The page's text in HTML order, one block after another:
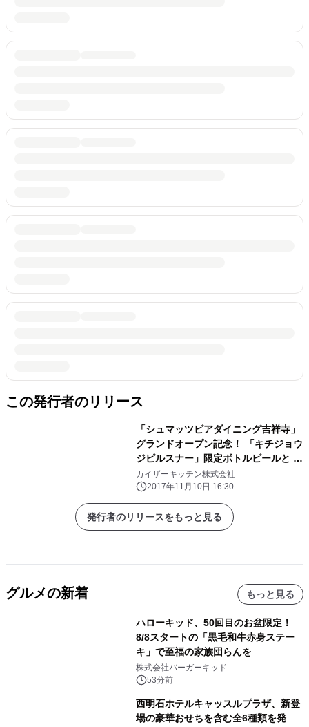
この発行者のリリース
「シュマッツビアダイニング吉祥寺」
グランドオープン記念！ 「キチジョウ
ジピルスナー」限定ボトルビールと ミ
ニビアグラスをプレゼント！
カイザーキッチン株式会社
2017年11月10日 16:30
発行者のリリースをもっと見る
グルメの新着 もっと見る
ハローキッド、50回目のお盆限定！
8/8スタートの「黒毛和牛赤身ステー
キ」で至福の家族団らんを
株式会社バーガーキッド
53分前
西明石ホテルキャッスルプラザ、新登
場の豪華おせちを含む全6種類を発